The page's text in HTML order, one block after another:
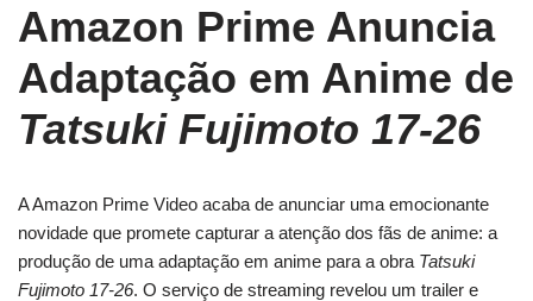
Amazon Prime Anuncia
Adaptação em Anime de
Tatsuki Fujimoto 17-26
A Amazon Prime Video acaba de anunciar uma emocionante
novidade que promete capturar a atenção dos fãs de anime: a
produção de uma adaptação em anime para a obra Tatsuki
Fujimoto 17-26. O serviço de streaming revelou um trailer e